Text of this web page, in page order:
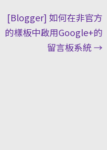
[Blogger] 如何在非官方
的樣板中啟用Google+的
留言板系統→